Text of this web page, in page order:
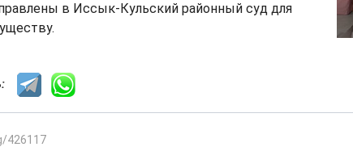
в Иссык-Кульский районный суд для
426117